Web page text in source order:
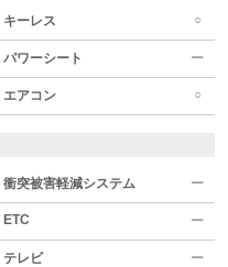
キーレス ○
パワーシート ー
エアコン ○
衝突被害軽減システム ー
ETC ー
テレビ ー